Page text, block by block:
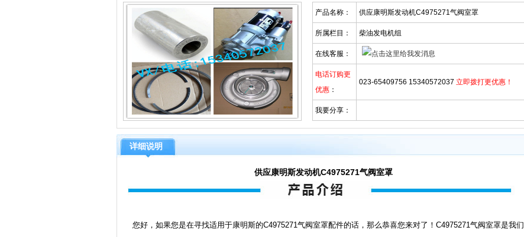
产品名称： 供应康明斯发动机C4975271气阀室罩
所属栏目： 柴油发电机组
在线客服：
电话订购更
优惠 ：
023-65409756 15340572037 立即拨打更优惠！
我要分享：
详细说明
供应康明斯发动机C4975271气阀室罩
您好，如果您是在寻找适用于康明斯的C4975271气阀室罩配件的话，那么恭喜您来对了！C4975271气阀室罩是我们